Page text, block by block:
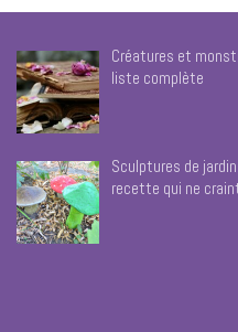
Créatures et
liste complète
Sculptures de
recette qui ne